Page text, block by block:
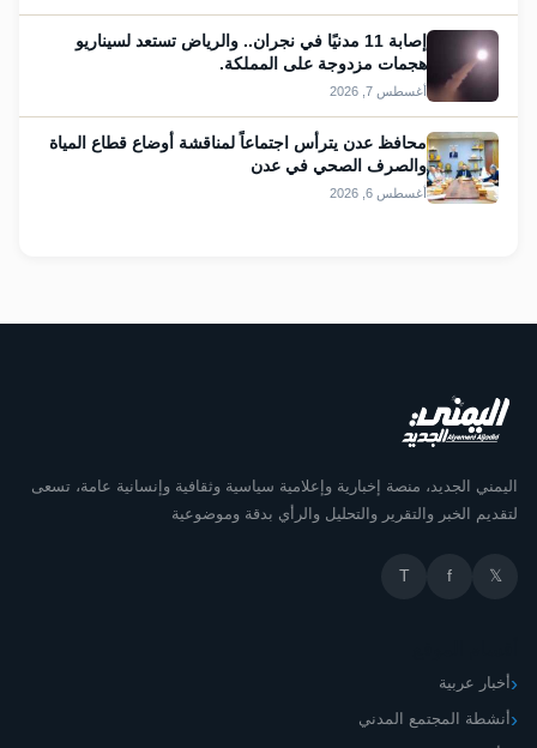
إصابة 11 مدنيًا في نجران.. والرياض تستعد لسيناريو
هجمات مزدوجة على المملكة.
أغسطس 7, 2026
محافظ عدن يترأس اجتماعاً لمناقشة أوضاع قطاع المياة
والصرف الصحي في عدن
أغسطس 6, 2026
اليمني الجديد، منصة إخبارية وإعلامية سياسية وثقافية وإنسانية عامة، تسعى
لتقديم الخبر والتقرير والتحليل والرأي بدقة وموضوعية
𝕏
f
T
أخبار عربية
أنشطة المجتمع المدني